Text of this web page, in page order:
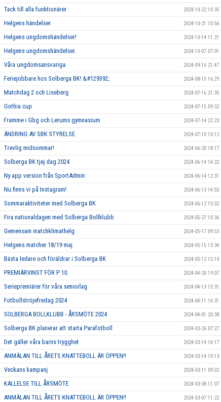
Tack till alla funktionärer 2024-10-22 10:35
Helgens händelser 2024-10-21 10:56
Helgens ungdomshändelser! 2024-10-14 11:21
Helgens ungdomshändelser. 2024-10-07 07:01
Våra ungdomsansvariga 2024-09-16 21:47
Feriejobbare hos Solberga BK! &#129392; 2024-08-15 16:29
Matchdag 2 och Liseberg 2024-07-16 21:35
Gothia cup 2024-07-15 09:32
Framme i Gbg och Lerums gymnasium 2024-07-14 22:23
ÄNDRING AV SBK STYRELSE 2024-07-10 10:12
Trevlig midsommar! 2024-06-20 18:17
Solberga BK tjej dag 2024 2024-06-14 14:32
Ny app version från SportAdmin 2024-06-14 12:31
Nu finns vi på Instagram! 2024-06-13 14:55
Sommaraktiviteter med Solberga BK 2024-06-12 15:02
Fira nationaldagen med Solberga Bollklubb 2024-05-27 10:36
Gemensam matchklimathelg 2024-05-17 09:53
Helgens matcher 18/19 maj 2024-05-15 13:34
Bästa ledare och föräldrar i Solberga BK 2024-05-12 15:10
PREMIÄRVINST FÖR P 10. 2024-04-20 19:07
Seriepremiärer för våra seniorlag 2024-04-13 15:31
Fotbollströjefredag 2024 2024-04-11 14:31
SOLBERGA BOLLKLUBB - ÅRSMÖTE 2024 2024-04-01 20:38
Solberga BK planerar att starta Parafotboll 2024-03-26 07:27
Det gäller våra barns trygghet 2024-03-14 14:17
ANMÄLAN TILL ÅRETS KNATTEBOLL ÄR ÖPPEN!! 2024-03-14 10:13
Veckans kampanj 2024-03-11 09:02
KALLELSE TILL ÅRSMÖTE 2024-03-08 11:07
ANMÄLAN TILL ÅRETS KNATTEBOLL ÄR ÖPPEN!! 2024-03-07 11:22